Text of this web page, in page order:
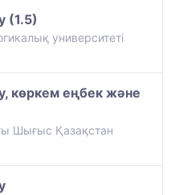
(1.5)
университеті
көркем еңбек және
Шығыс Қазақстан